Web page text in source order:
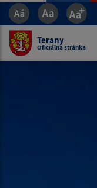
Terany
Oficiálna stránka